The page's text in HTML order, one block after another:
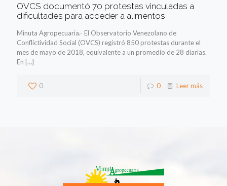
OVCS documentó 70 protestas vinculadas a
dificultades para acceder a alimentos
Minuta Agropecuaria.- El Observatorio Venezolano de
Conflictividad Social (OVCS) registró 850 protestas durante el
mes de mayo de 2018, equivalente a un promedio de 28 diarias.
En […]
0 0 Leer más